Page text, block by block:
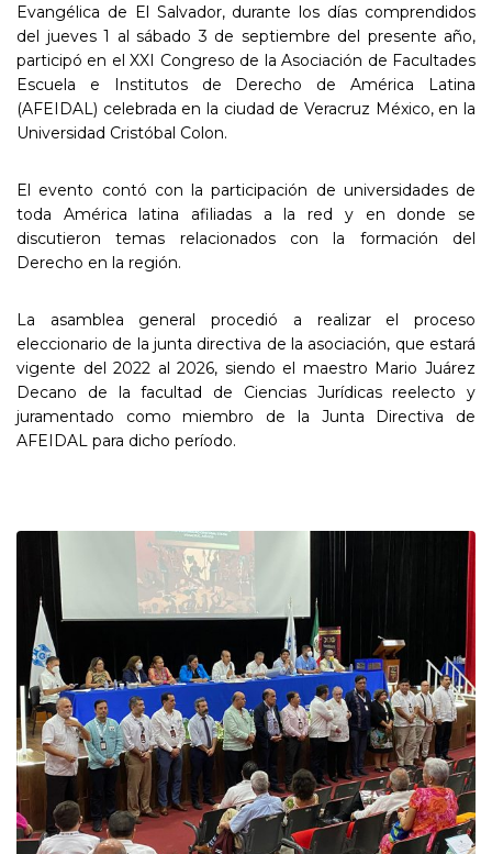
Evangélica de El Salvador, durante los días comprendidos
del jueves 1 al sábado 3 de septiembre del presente año,
participó en el XXI Congreso de la Asociación de Facultades
Escuela e Institutos de Derecho de América Latina
(AFEIDAL) celebrada en la ciudad de Veracruz México, en la
Universidad Cristóbal Colon.
El evento contó con la participación de universidades de
toda América latina afiliadas a la red y en donde se
discutieron temas relacionados con la formación del
Derecho en la región.
La asamblea general procedió a realizar el proceso
eleccionario de la junta directiva de la asociación, que estará
vigente del 2022 al 2026, siendo el maestro Mario Juárez
Decano de la facultad de Ciencias Jurídicas reelecto y
juramentado como miembro de la Junta Directiva de
AFEIDAL para dicho período.